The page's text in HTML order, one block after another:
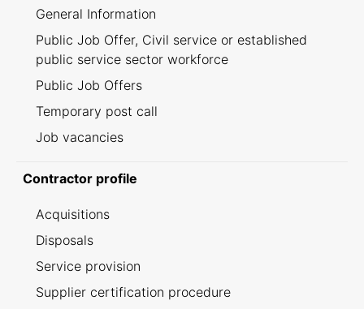
General Information
Public Job Offer, Civil service or established
public service sector workforce
Public Job Offers
Temporary post call
Job vacancies
Contractor profile
Acquisitions
Disposals
Service provision
Supplier certification procedure